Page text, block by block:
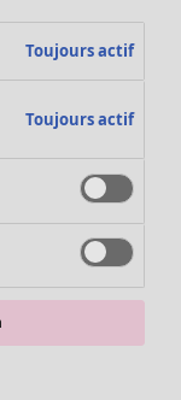
Toujours actif
Toujours actif